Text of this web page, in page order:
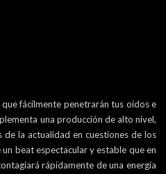
fácilmente penetrarán tus oídos e
una producción de alto nivel,
la actualidad en cuestiones de los
beat espectacular y estable que en
rápidamente de una energía